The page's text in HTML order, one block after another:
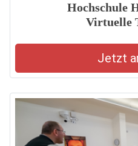
Hochschule
Virtuelle
Jetzt